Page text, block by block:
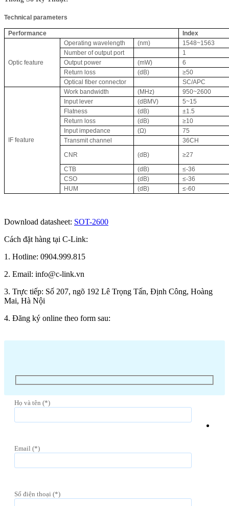
Technical parameters
Performance Index
Optic feature
Operating wavelength (nm)
1548~1563
Number of output port
1
Output power
(mW)
6
Return loss
(dB)
≥50
Optical fiber connector
SC/APC
IF feature
Work bandwidth (MHz)
950~2600
Input lever
(dBMV)
5~15
Flatness
(dB)
±1.5
Return loss
(dB)
≥10
Input impedance
(Ω)
75
Transmit channel
36CH
CNR
(dB)
≥27
CTB
(dB)
≤-36
CSO
(dB)
≤-36
HUM
(dB) ≤-60
Download datasheet: SOT-2600
Cách đặt hàng tại C-Link:
1. Hotline: 0904.999.815
2. Email: info@c-link.vn
3. Trực tiếp: Số 207, ngõ 192 Lê Trọng Tấn, Định Công, Hoàng
Mai, Hà Nội
4. Đăng ký online theo form sau:
Họ và tên (*)
Email (*)
Số điện thoại (*)